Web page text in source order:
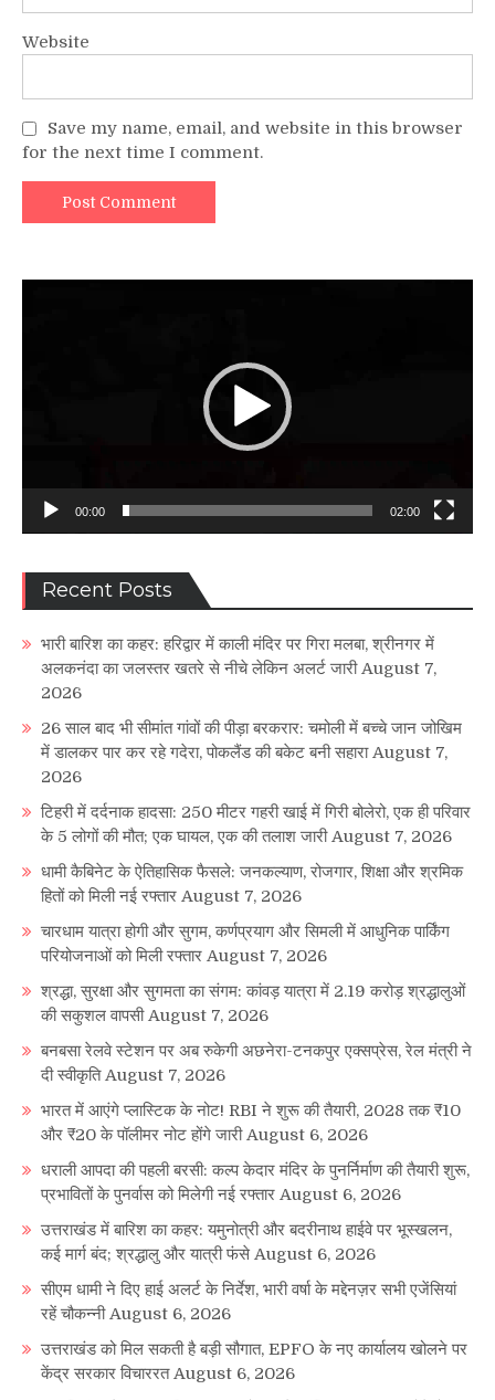
Website
Save my name, email, and website in this browser
for the next time I comment.
00:00 02:00
Recent Posts
भारी बारिश का कहर: हरिद्वार में काली मंदिर पर गिरा मलबा, श्रीनगर में
अलकनंदा का जलस्तर खतरे से नीचे लेकिन अलर्ट जारी August 7,
2026
26 साल बाद भी सीमांत गांवों की पीड़ा बरकरार: चमोली में बच्चे जान जोखिम
में डालकर पार कर रहे गदेरा, पोकलैंड की बकेट बनी सहारा August 7,
2026
टिहरी में दर्दनाक हादसा: 250 मीटर गहरी खाई में गिरी बोलेरो, एक ही परिवार
के 5 लोगों की मौत; एक घायल, एक की तलाश जारी August 7, 2026
धामी कैबिनेट के ऐतिहासिक फैसले: जनकल्याण, रोजगार, शिक्षा और श्रमिक
हितों को मिली नई रफ्तार August 7, 2026
चारधाम यात्रा होगी और सुगम, कर्णप्रयाग और सिमली में आधुनिक पार्किंग
परियोजनाओं को मिली रफ्तार August 7, 2026
श्रद्धा, सुरक्षा और सुगमता का संगम: कांवड़ यात्रा में 2.19 करोड़ श्रद्धालुओं
की सकुशल वापसी August 7, 2026
बनबसा रेलवे स्टेशन पर अब रुकेगी अछनेरा-टनकपुर एक्सप्रेस, रेल मंत्री ने
दी स्वीकृति August 7, 2026
भारत में आएंगे प्लास्टिक के नोट! RBI ने शुरू की तैयारी, 2028 तक ₹10
और ₹20 के पॉलीमर नोट होंगे जारी August 6, 2026
धराली आपदा की पहली बरसी: कल्प केदार मंदिर के पुनर्निर्माण की तैयारी शुरू,
प्रभावितों के पुनर्वास को मिलेगी नई रफ्तार August 6, 2026
उत्तराखंड में बारिश का कहर: यमुनोत्री और बदरीनाथ हाईवे पर भूस्खलन,
कई मार्ग बंद; श्रद्धालु और यात्री फंसे August 6, 2026
सीएम धामी ने दिए हाई अलर्ट के निर्देश, भारी वर्षा के मद्देनज़र सभी एजेंसियां
रहें चौकन्नी August 6, 2026
उत्तराखंड को मिल सकती है बड़ी सौगात, EPFO के नए कार्यालय खोलने पर
केंद्र सरकार विचाररत August 6, 2026